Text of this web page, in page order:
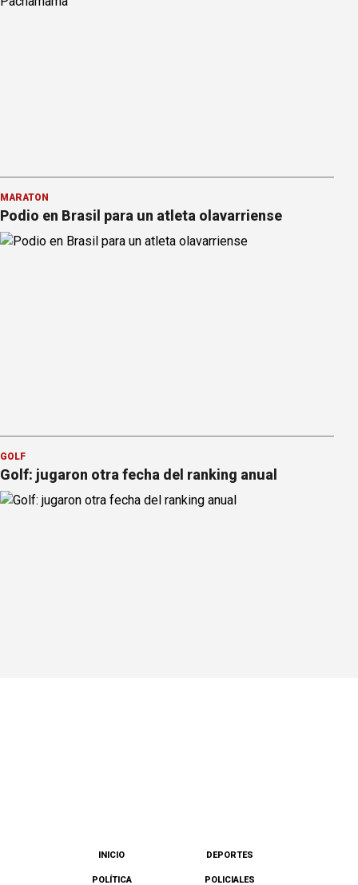
MARATÓN
Podio en Brasil para un atleta olavarriense
GOLF
Golf: jugaron otra fecha del ranking anual
INICIO DEPORTES
POLÍTICA POLICIALES